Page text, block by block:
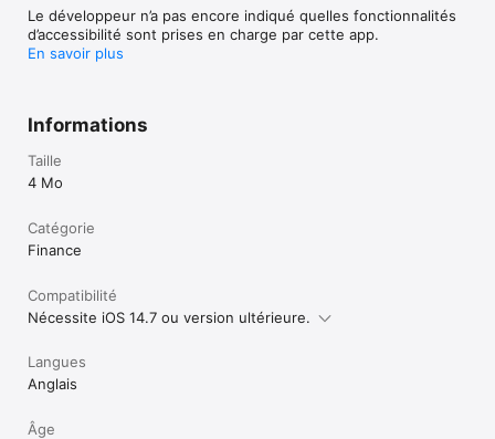
Le développeur n’a pas encore indiqué quelles fonctionnalités
d’accessibilité sont prises en charge par cette app.
En savoir plus
Informations
Taille
4 Mo
Catégorie
Finance
Compatibilité
Nécessite iOS 14.7 ou version ultérieure.
Langues
Anglais
Âge